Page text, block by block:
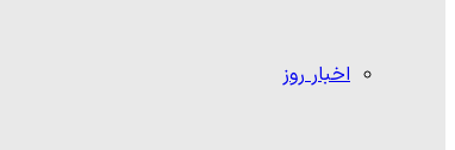
اخبار روز